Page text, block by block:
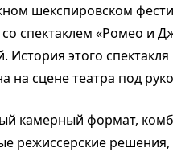
шекспировском
со спектаклем «Ромео и
История этого
на сцене театра под
камерный формат,
режиссерские